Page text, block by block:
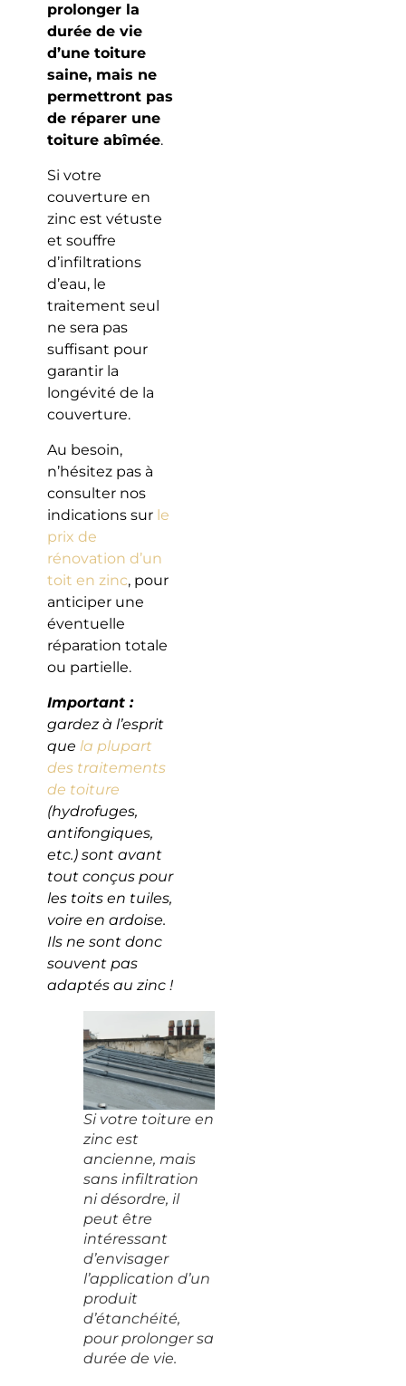
prolonger la
durée de vie
d’une toiture
saine, mais ne
permettront pas
de réparer une
toiture abîmée.
Si votre
couverture en
zinc est vétuste
et souffre
d’infiltrations
d’eau, le
traitement seul
ne sera pas
suffisant pour
garantir la
longévité de la
couverture.
Au besoin,
n’hésitez pas à
consulter nos
indications sur le
prix de
rénovation d’un
toit en zinc, pour
anticiper une
éventuelle
réparation totale
ou partielle.
Important :
gardez à l’esprit
que la plupart
des traitements
de toiture
(hydrofuges,
antifongiques,
etc.) sont avant
tout conçus pour
les toits en tuiles,
voire en ardoise.
Ils ne sont donc
souvent pas
adaptés au zinc !
Si votre toiture en
zinc est
ancienne, mais
sans infiltration
ni désordre, il
peut être
intéressant
d’envisager
l’application d’un
produit
d’étanchéité,
pour prolonger sa
durée de vie.